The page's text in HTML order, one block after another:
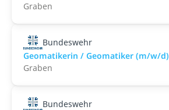
Graben
Bundeswehr
Geomatikerin / Geomatiker (m/w/d)
Graben
Bundeswehr